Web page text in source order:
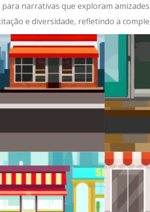
narrativas que exploram
e diversidade, refletindo a